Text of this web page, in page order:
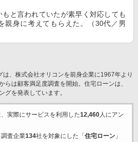
と言われていたが素早く対応しても
親身に考えてもらえた。（30代／男
は、株式会社オリコンを前身企業に1967年より
らは顧客満足度調査を開始。住宅ローンは、
グを発表しています。
実際にサービスを利用した12,460人にアン
査企業134社を対象にした「 住宅ローン」